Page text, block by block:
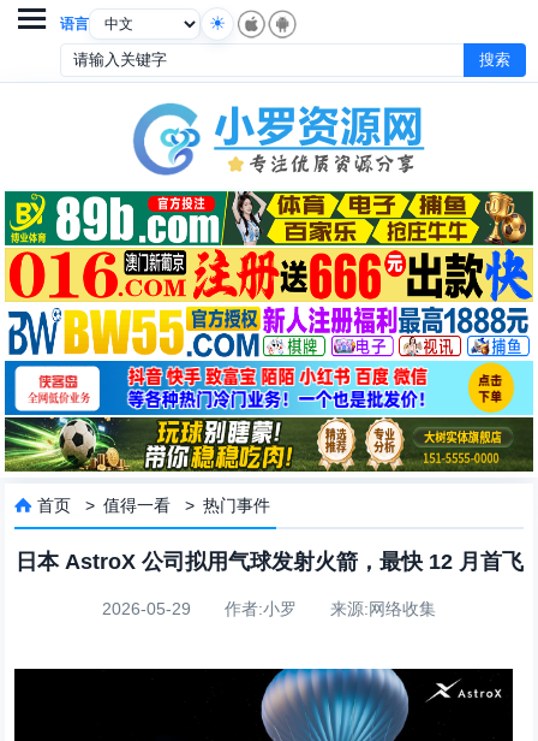
语言

 首页 >值得一看 >热门事件
日本 AstroX 公司拟用气球发射火箭，最快 12 月首飞
2026-05-29 作者:小罗 来源:网络收集